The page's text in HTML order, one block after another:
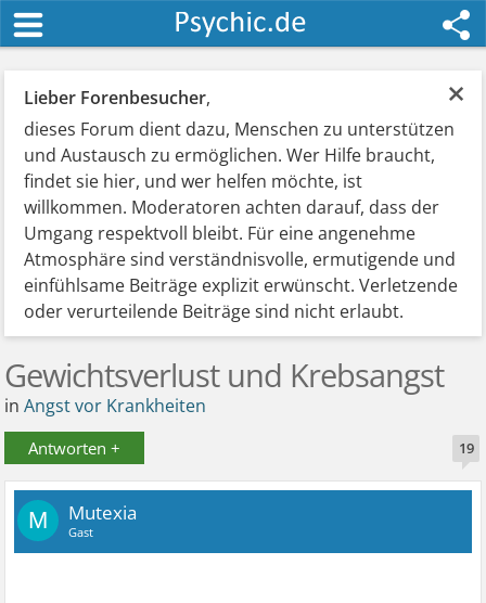
×
Lieber Forenbesucher,
dieses Forum dient dazu, Menschen zu unterstützen
und Austausch zu ermöglichen. Wer Hilfe braucht,
findet sie hier, und wer helfen möchte, ist
willkommen. Moderatoren achten darauf, dass der
Umgang respektvoll bleibt. Für eine angenehme
Atmosphäre sind verständnisvolle, ermutigende und
einfühlsame Beiträge explizit erwünscht. Verletzende
oder verurteilende Beiträge sind nicht erlaubt.
Gewichtsverlust und Krebsangst
inAngst vor Krankheiten
Antworten + 19
M Mutexia
Gast